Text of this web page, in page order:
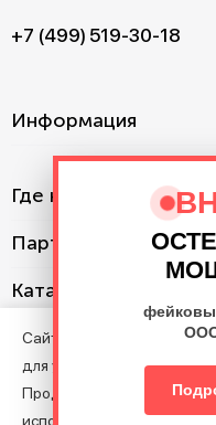
+7 (499) 519-30-18
Информация
Где купить?
Партнерам
Каталог
©2013–2026. Все права
информационно-справочный
Сайт использует cookie с
для улучшения Сайта.
Продолжая пользоваться
использование файлов